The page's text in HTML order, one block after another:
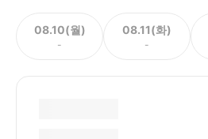
08.10(월)
-
08.11(화)
-